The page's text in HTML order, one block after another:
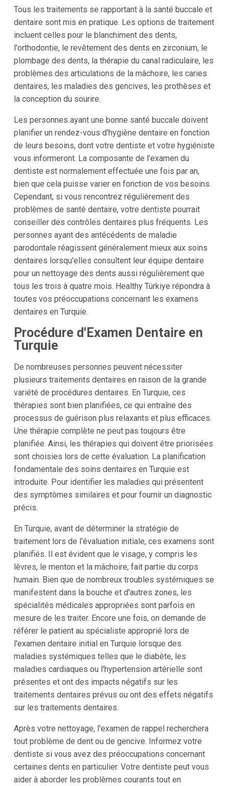
Tous les traitements se rapportant à la santé buccale et
dentaire sont mis en pratique. Les options de traitement
incluent celles pour le blanchiment des dents,
l'orthodontie, le revêtement des dents en zirconium, le
plombage des dents, la thérapie du canal radiculaire, les
problèmes des articulations de la mâchoire, les caries
dentaires, les maladies des gencives, les prothèses et
la conception du sourire.
Les personnes ayant une bonne santé buccale doivent
planifier un rendez-vous d'hygiène dentaire en fonction
de leurs besoins, dont votre dentiste et votre hygiéniste
vous informeront. La composante de l'examen du
dentiste est normalement effectuée une fois par an,
bien que cela puisse varier en fonction de vos besoins.
Cependant, si vous rencontrez régulièrement des
problèmes de santé dentaire, votre dentiste pourrait
conseiller des contrôles dentaires plus fréquents. Les
personnes ayant des antécédents de maladie
parodontale réagissent généralement mieux aux soins
dentaires lorsqu'elles consultent leur équipe dentaire
pour un nettoyage des dents aussi régulièrement que
tous les trois à quatre mois. Healthy Türkiye répondra à
toutes vos préoccupations concernant les examens
dentaires en Turquie.
Procédure d'Examen Dentaire en
Turquie
De nombreuses personnes peuvent nécessiter
plusieurs traitements dentaires en raison de la grande
variété de procédures dentaires. En Turquie, ces
thérapies sont bien planifiées, ce qui entraîne des
processus de guérison plus relaxants et plus efficaces.
Une thérapie complète ne peut pas toujours être
planifiée. Ainsi, les thérapies qui doivent être priorisées
sont choisies lors de cette évaluation. La planification
fondamentale des soins dentaires en Turquie est
introduite. Pour identifier les maladies qui présentent
des symptômes similaires et pour fournir un diagnostic
précis.
En Turquie, avant de déterminer la stratégie de
traitement lors de l'évaluation initiale, ces examens sont
planifiés. Il est évident que le visage, y compris les
lèvres, le menton et la mâchoire, fait partie du corps
humain. Bien que de nombreux troubles systémiques se
manifestent dans la bouche et d'autres zones, les
spécialités médicales appropriées sont parfois en
mesure de les traiter. Encore une fois, on demande de
référer le patient au spécialiste approprié lors de
l'examen dentaire initial en Turquie lorsque des
maladies systémiques telles que le diabète, les
maladies cardiaques ou l'hypertension artérielle sont
présentes et ont des impacts négatifs sur les
traitements dentaires prévus ou ont des effets négatifs
sur les traitements dentaires.
Après votre nettoyage, l'examen de rappel recherchera
tout problème de dent ou de gencive. Informez votre
dentiste si vous avez des préoccupations concernant
certaines dents en particulier. Votre dentiste peut vous
aider à aborder les problèmes courants tout en